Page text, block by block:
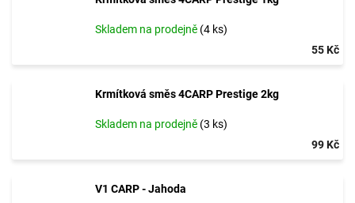
Skladem na prodejně (4 ks)
55 Kč
Krmítková směs 4CARP Prestige 2kg
Skladem na prodejně (3 ks)
99 Kč
V1 CARP - Jahoda